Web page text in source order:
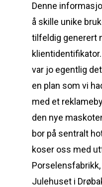
Denne
å skille unike
tilfeldig generert
var jo egentlig
en plan som vi
med et
den nye
bor på sentralt
koser oss med
Julehuset i